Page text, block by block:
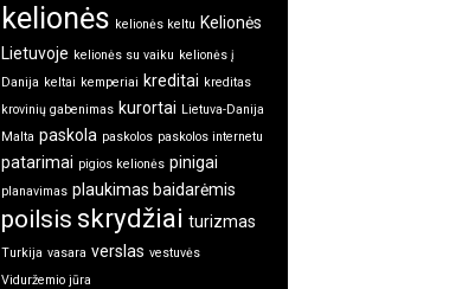
kelionės kelionės keltu Kelionės
Lietuvoje kelionės su vaiku kelionės į
Danija keltai kemperiai kreditai kreditas
krovinių gabenimas kurortai Lietuva-Danija
Malta paskola paskolos paskolos internetu
patarimai pigios kelionės pinigai
planavimas plaukimas baidarėmis
poilsis skrydžiai turizmas
Turkija vasara verslas vestuvės
Viduržemio jūra